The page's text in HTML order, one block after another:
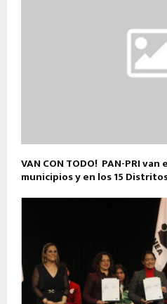
VAN CON TODO! PAN-PRI
municipios y en los 15